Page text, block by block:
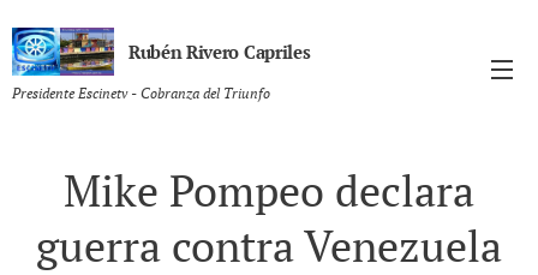
Rubén Rivero Capriles
Presidente Escinetv - Cobranza del Triunfo
Mike Pompeo declara
guerra contra Venezuela